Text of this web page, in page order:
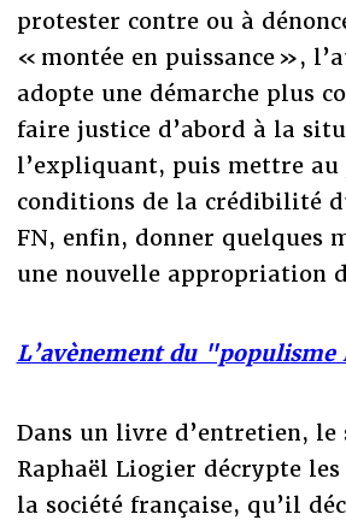
protester contre ou à
« montée en puissance »,
adopte une démarche plus
faire justice d’abord à la
l’expliquant, puis mettre au
conditions de la crédibilité
FN, enfin, donner quelques
une nouvelle appropriation
L’avènement du
Dans un livre d’entretien, le
Raphaël Liogier décrypte
la société française, qu’il